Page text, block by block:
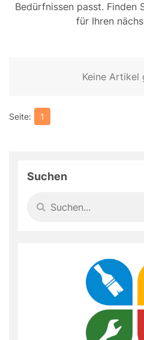
Bedürfnissen passt. Finden
für Ihren
Keine Artikel
1
Suchen